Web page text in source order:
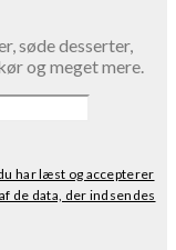
søde desserter,
og meget mere.
har læst og accepterer
de data, der indsendes